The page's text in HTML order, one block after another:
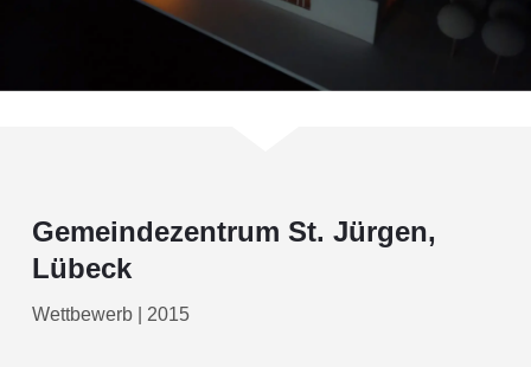
Gemeindezentrum St. Jürgen,
Lübeck
Wettbewerb | 2015